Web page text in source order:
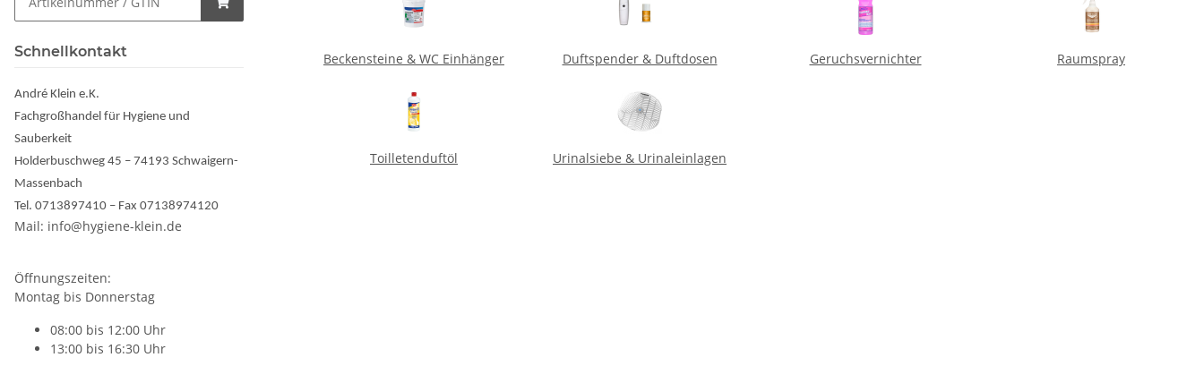
Beckensteine & WC Einhänger Duftspender & Duftdosen Geruchsvernichter Raumspray
Toilletenduftöl Urinalsiebe & Urinaleinlagen
Schnellkontakt
André Klein e.K.
Fachgroßhandel für Hygiene und
Sauberkeit
Holderbuschweg 45 – 74193 Schwaigern-
Massenbach
Tel. 0713897410 – Fax 07138974120
Mail: info@hygiene-klein.de
Öffnungszeiten:
Montag bis Donnerstag
08:00 bis 12:00 Uhr
13:00 bis 16:30 Uhr